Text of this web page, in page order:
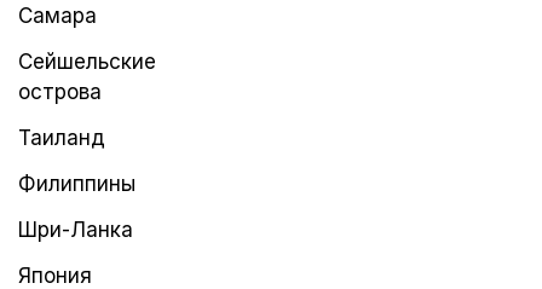
Самара
Сейшельские
острова
Таиланд
Филиппины
Шри-Ланка
Япония